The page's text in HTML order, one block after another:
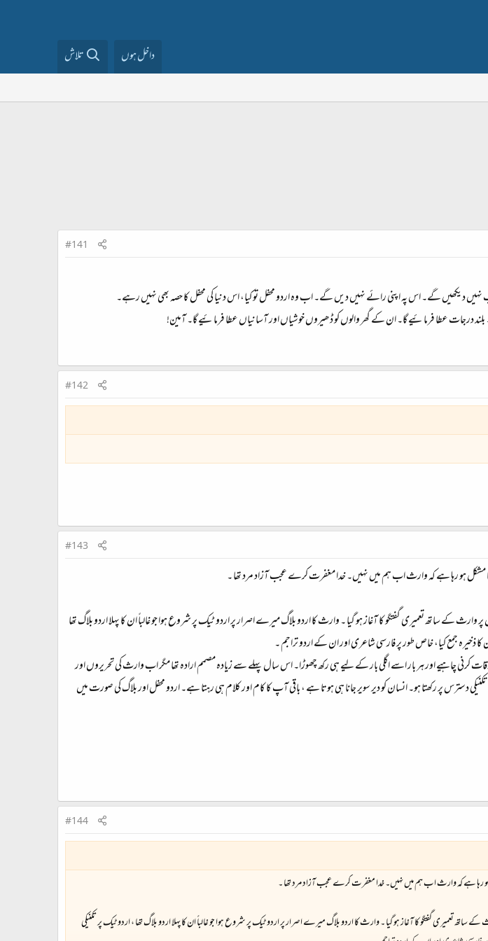
داخل ہوں تلاش
#141
دیکھیں گے۔ اس پہ اپنی رائے نہیں دیں گے۔ اب وہ اردو محفل تو کیا، اس دنیا کی محفل کا حصہ بھی نہیں رہے۔
درجات عطا فرمائیے گا۔ ان کے گھر والوں کو ڈھیروں خوشیاں اور آسانیاں عطا فرمائیے گا۔ آمین!
#142
#143
مشکل ہو رہا ہے کہ وارث اب ہم میں نہیں۔ خدا مغفرت کرے عجب آزاد مرد تھا ۔
کے ساتھ تعمیری گفتگو کا آغاز ہو گیا ۔ وارث کا اردو بلاگ میرے اصرار پر اردو ٹیک پر شروع ہوا جو غالباً ان کا پہلا اردو بلاگ تھا
ذخیرہ جمع کیا، خاص طور پر فارسی شاعری اور ان کے اردو تراجم ۔
چاہیے اور ہر بار اسے اگلی بار کے لیے ہی رکھ چھوڑا۔ اس سال پہلے سے زیادہ مصمم ارادہ تھا مگر اب وارث کی تحریروں اور
دسترس پر رکھتا ہو۔ انسان کو دیر سویر جانا ہی ہوتا ہے ، باقی آپ کا کام اور کلام ہی رہتا ہے۔ اردو محفل اور بلاگ کی صورت میں
#144
ہو رہا ہے کہ وارث اب ہم میں نہیں۔ خدا مغفرت کرے عجب آزاد مرد تھا ۔
گفتگو کا آغاز ہو گیا ۔ وارث کا اردو بلاگ میرے اصرار پر اردو ٹیک پر شروع ہوا جو غالباً ان کا پہلا اردو بلاگ تھا ، اردو ٹیک پر تکنیکی